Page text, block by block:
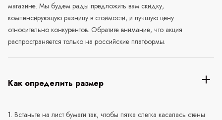
магазине. Мы будем рады предложить вам скидку,
компенсирующую разницу в стоимости, и лучшую цену
относительно конкурентов. Обратите внимание, что акция
распространяется только на российские платформы.
Как определить размер
1. Встаньте на лист бумаги так, чтобы пятка слегка касалась стены